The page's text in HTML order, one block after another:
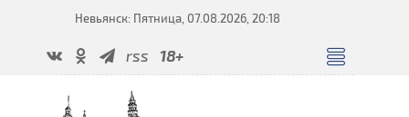
Невьянск: Пятница, 07.08.2026, 20:18
rss 18+